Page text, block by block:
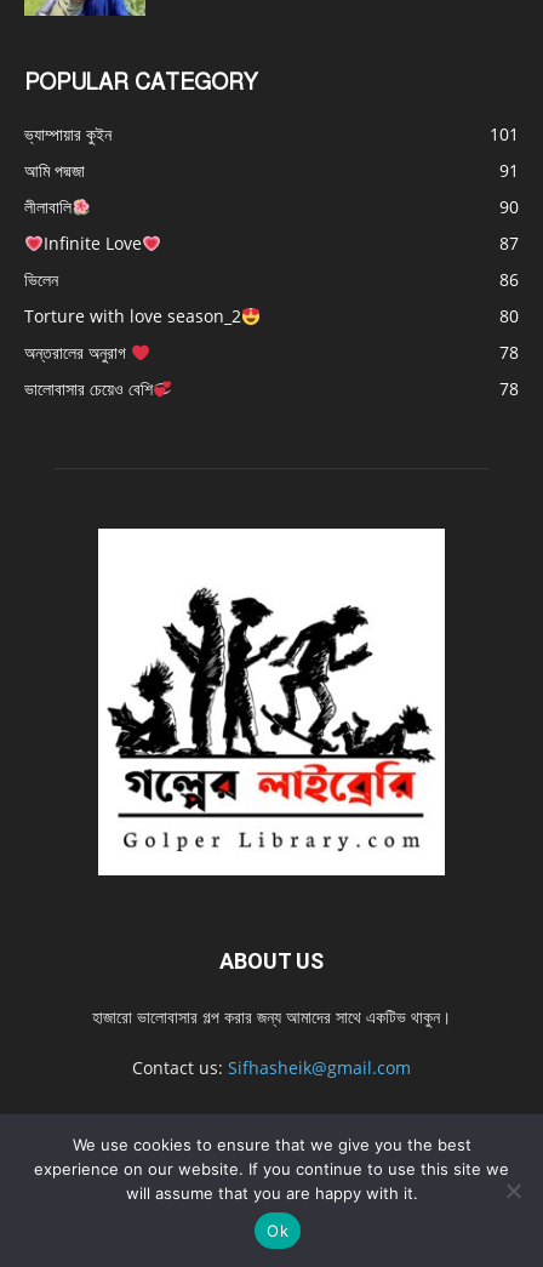
POPULAR CATEGORY
ভ্যাম্পায়ার কুইন
101
আমি পদ্মজা
91
লীলাবালি
90
Infinite Love
87
ভিলেন
86
Torture with love season_2
80
অন্তরালের অনুরাগ
78
ভালোবাসার চেয়েও বেশি
78
ABOUT US
হাজারো ভালোবাসার গল্প করার জন্য আমাদের সাথে একটিভ থাকুন।
Contact us: Sifhasheik@gmail.com
FOLLOW US
Privacy Policy
We use cookies to ensure that we give you the best
experience on our website. If you continue to use this site we
will assume that you are happy with it.
Ok